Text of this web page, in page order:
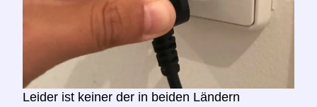
Leider ist keiner der in beiden Ländern